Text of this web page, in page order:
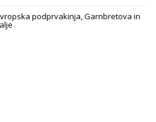
podprvakinja, Garnbretova in